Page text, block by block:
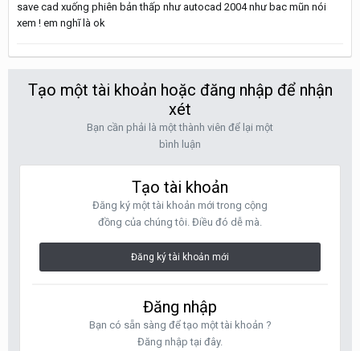
save cad xuống phiên bản thấp như autocad 2004 như bac mũn nói
xem ! em nghĩ là ok
Tạo một tài khoản hoặc đăng nhập để nhận
xét
Bạn cần phải là một thành viên để lại một
bình luận
Tạo tài khoản
Đăng ký một tài khoản mới trong cộng
đồng của chúng tôi. Điều đó dễ mà.
Đăng ký tài khoản mới
Đăng nhập
Bạn có sẵn sàng để tạo một tài khoản ?
Đăng nhập tại đây.